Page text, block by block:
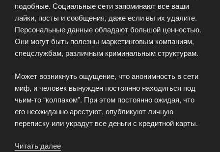
подобные. Социальные сети запоминают все ваши
лайки, посты и сообщения, даже если вы их удалите.
Персональные данные обладают большой ценностью.
Они могут быть полезны маркетинговым компаниям,
спецслужбам, различным криминальным структурам.
Может возникнуть ощущение, что анонимность в сети
миф, и человек вынужден постоянно находиться под
чьим-то “колпаком”. При этом постоянно ожидая, что
его неожиданно арестуют, опубликуют личную
переписку или украдут все деньги с кредитной карты.
Читать далее